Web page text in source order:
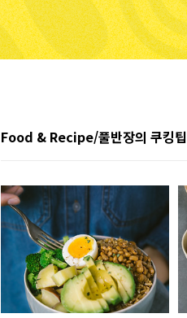
Food & Recipe/풀반장의 쿠킹팁